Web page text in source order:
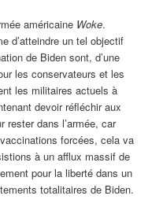
américaine Woke.
d’atteindre un tel objectif
de Biden sont, d’une
les conservateurs et les
les militaires actuels à
devoir réfléchir aux
rester dans l’armée, car
forcées, cela va
à un afflux massif de
pour la liberté dans un
totalitaires de Biden.